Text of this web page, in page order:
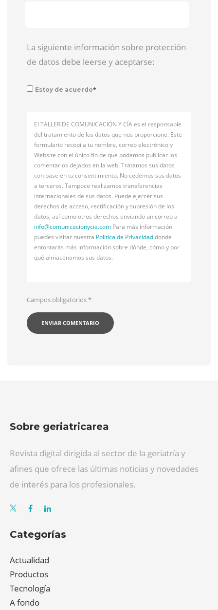
La siguiente información sobre protección
de datos debe leerse y aceptarse:
Estoy de acuerdo*
El TALLER DE COMUNICACIÓN Y CÍA es el responsable
del tratamiento de los datos que nos proporcione. Este
formulario recopila tu nombre, correo electrónico y
Website con el único fin de que podamos publicar los
comentarios dejados en la web. Tratamos sus datos
con base en tu consentimiento. No cedemos sus datos
a terceros. Tampoco realizamos transferencias
internacionales de sus datos. Puede ejercer sus
derechos de acceso, rectificación y supresión de los
datos, así como otros derechos enviando un correo a
info@comunicacionycia.com Para más información
puedes visitar nuestra Política de Privacidaddonde
entontarás más información sobre dónde, cómo y por
qué almacenamos sus datos.
Campos obligatorios*
Sobre geriatricarea
Revista digital dirigida al sector de la geriatría y
afines que ofrece las últimas noticias y novedades
de interés para los profesionales.
Categorías
Actualidad
Productos
Tecnología
A fondo